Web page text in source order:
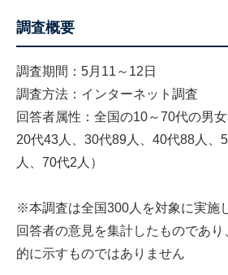
調査概要
調査期間：5月11～12日
調査方法：インターネット調査
回答者属性：全国の10～70代の男女
20代43人、30代89人、40代88人、
人、70代2人）
※本調査は全国300人を対象に実施
回答者の意見を集計したものであ
的に示すものではありません